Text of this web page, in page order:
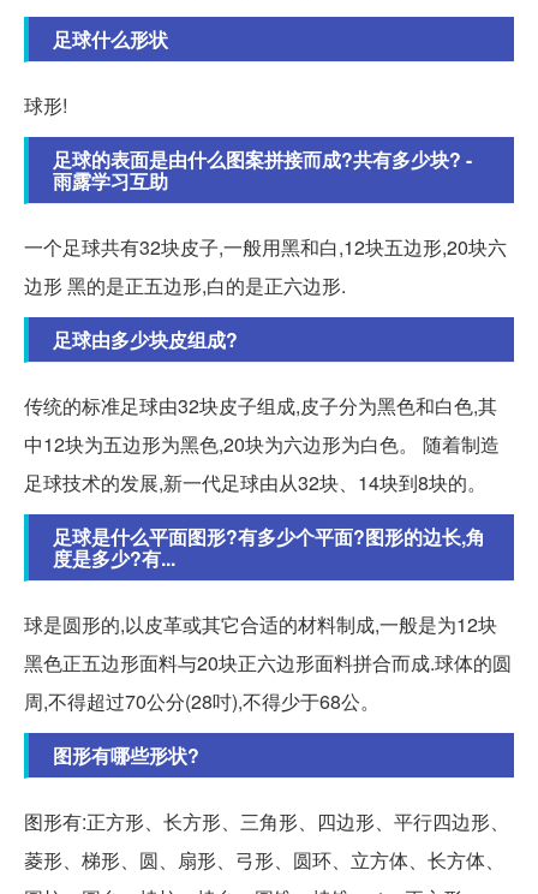
足球什么形状
球形!
足球的表面是由什么图案拼接而成?共有多少块? -
雨露学习互助
一个足球共有32块皮子,一般用黑和白,12块五边形,20块六
边形 黑的是正五边形,白的是正六边形.
足球由多少块皮组成?
传统的标准足球由32块皮子组成,皮子分为黑色和白色,其
中12块为五边形为黑色,20块为六边形为白色。 随着制造
足球技术的发展,新一代足球由从32块、14块到8块的。
足球是什么平面图形?有多少个平面?图形的边长,角
度是多少?有...
球是圆形的,以皮革或其它合适的材料制成,一般是为12块
黑色正五边形面料与20块正六边形面料拼合而成.球体的圆
周,不得超过70公分(28吋),不得少于68公。
图形有哪些形状?
图形有:正方形、长方形、三角形、四边形、平行四边形、
菱形、梯形、圆、扇形、弓形、圆环、立方体、长方体、